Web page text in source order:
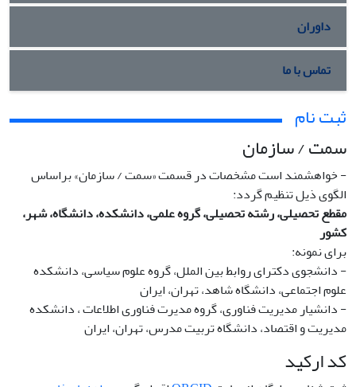
داوران
تماس با ما
ثبت نام
سمت / سازمان
- خواهشمند است مشخصات در قسمت «سمت / سازمان» براساس
الگوی ذیل تنظیم گردد:
مقطع تحصیلی، رشته تحصیلی، گروه علمی، دانشکده، دانشگاه، شهر،
کشور
برای نمونه:
- دانشجوی دکترای روابط بین الملل، گروه علوم سیاسی، دانشکده
علوم اجتماعی، دانشگاه شاهد، تهران، ایران
- دانشیار مدیریت فناوری، گروه مدیرت فناوری اطلاعات ، دانشکده
مدیریت و اقتصاد، دانشگاه تربیت مدرس، تهران، ایران
کد ارکید